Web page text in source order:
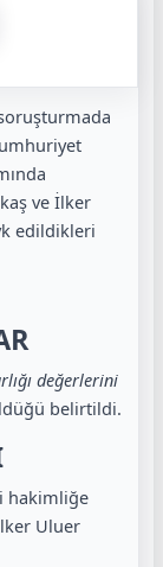
ve İlker
edildikleri
değerlerini
belirtildi.
hakimliğe
Uluer